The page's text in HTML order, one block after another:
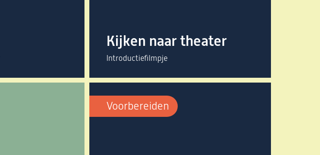
Kijken naar theater
Introductiefilmpje
Voorbereiden